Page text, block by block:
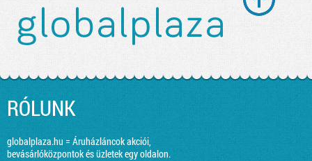
RÓLUNK
globalplaza.hu = Áruházláncok akciói,
bevásárlóközpontok és üzletek egy oldalon.